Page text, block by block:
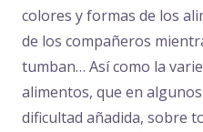
colores y formas de los
de los compañeros
tumban… Así como la
alimentos, que en
dificultad añadida, sobre